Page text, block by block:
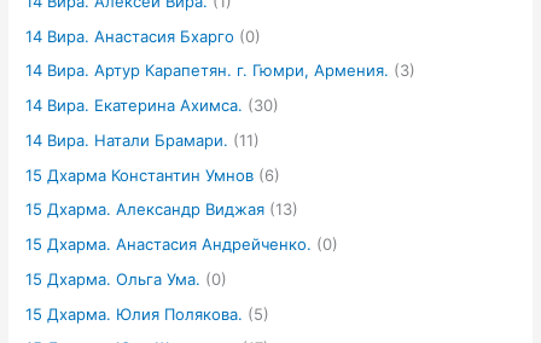
14 Вира. Анастасия Бхарго (0)
14 Вира. Артур Карапетян. г. Гюмри, Армения. (3)
14 Вира. Екатерина Ахимса. (30)
14 Вира. Натали Брамари. (11)
15 Дхарма Константин Умнов (6)
15 Дхарма. Александр Виджая (13)
15 Дхарма. Анастасия Андрейченко. (0)
15 Дхарма. Ольга Ума. (0)
15 Дхарма. Юлия Полякова. (5)